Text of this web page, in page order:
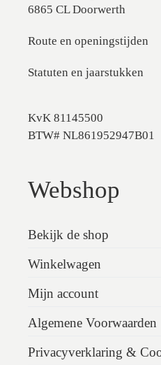
6865 CL Doorwerth
Route en openingstijden
Statuten en jaarstukken
KvK 81145500
BTW# NL861952947B01
Webshop
Bekijk de shop
Winkelwagen
Mijn account
Algemene Voorwaarden
Privacyverklaring &